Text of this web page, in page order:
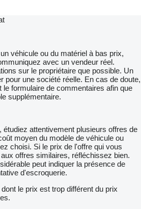
véhicule ou du matériel à bas prix,
avec un vendeur réel.
sur le propriétaire que possible. Un
pour une société réelle. En cas de doute,
formulaire de commentaires afin que
supplémentaire.
étudiez attentivement plusieurs offres de
moyen du modèle de véhicule ou
choisi. Si le prix de l'offre qui vous
offres similaires, réfléchissez bien.
peut indiquer la présence de
d'escroquerie.
le prix est trop différent du prix